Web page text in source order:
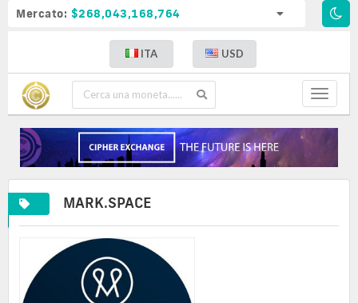
Mercato: $268,043,168,764
ITA USD
Toggle
MARK.SPACE